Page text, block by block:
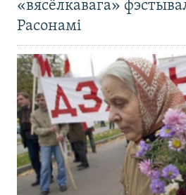
«вясёлкавага»
Расонамі